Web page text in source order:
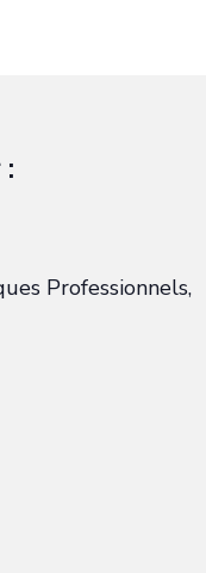
Professionnels,